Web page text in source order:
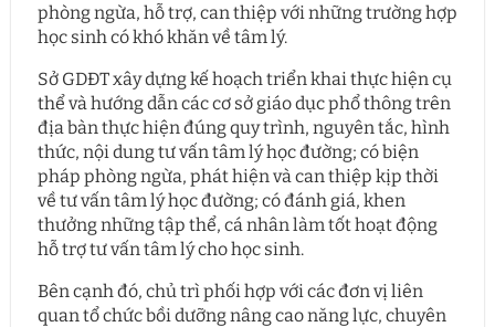
phòng ngừa, hỗ trợ, can thiệp với những trường hợp
học sinh có khó khăn về tâm lý.
Sở GDĐT xây dựng kế hoạch triển khai thực hiện cụ
thể và hướng dẫn các cơ sở giáo dục phổ thông trên
địa bàn thực hiện đúng quy trình, nguyên tắc, hình
thức, nội dung tư vấn tâm lý học đường; có biện
pháp phòng ngừa, phát hiện và can thiệp kịp thời
về tư vấn tâm lý học đường; có đánh giá, khen
thưởng những tập thể, cá nhân làm tốt hoạt động
hỗ trợ tư vấn tâm lý cho học sinh.
Bên cạnh đó, chủ trì phối hợp với các đơn vị liên
quan tổ chức bồi dưỡng nâng cao năng lực, chuyên